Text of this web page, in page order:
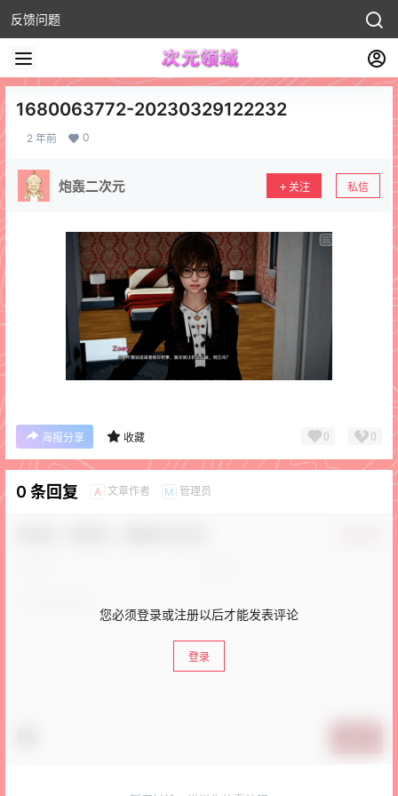
反馈问题
1680063772-20230329122232
2 年前 0
炮轰二次元 关注 私信
海报分享 收藏 0 0
0 条回复 A 文章作者 M 管理员
您必须登录或注册以后才能发表评论
登录